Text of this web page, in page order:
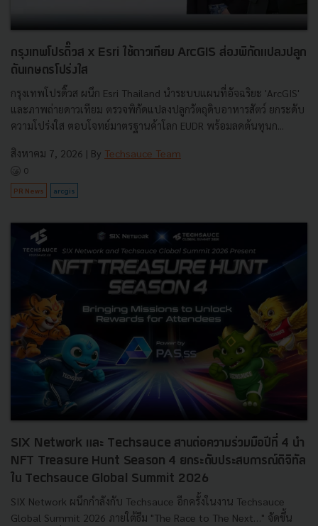
กรุงเทพโปรดิ๊วส x Esri ใช้ดาวเทียม ArcGIS ส่องพิกัดแปลงปลูก
ดันเกษตรโปร่งใส
กรุงเทพโปรดิ๊วส ผนึก Esri Thailand นำระบบแผนที่อัจฉริยะ 'ArcGIS'
และภาพถ่ายดาวเทียม ตรวจพิกัดแปลงปลูกวัตถุดิบอาหารสัตว์ ยกระดับ
ความโปร่งใส ตอบโจทย์มาตรฐานค้าโลก EUDR พร้อมลดต้นทุนก...
สิงหาคม 7, 2026 | By Techsauce Team
0
PR News arcgis
SIX Network และ Techsauce สานต่อความร่วมมือปีที่ 4 นำ
NFT Treasure Hunt Season 4 ยกระดับประสบการณ์ดิจิทัล
ใน Techsauce Global Summit 2026
SIX Network ผนึกกำลังกับ Techsauce อีกครั้งในงาน Techsauce
Global Summit 2026 ภายใต้ธีม "The Race to The Next…" จัดขึ้น